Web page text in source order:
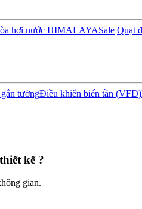
hơi nước HIMALAYASale Quạt
tườngĐiều khiển biến tần (VFD)
kế ?
gian.